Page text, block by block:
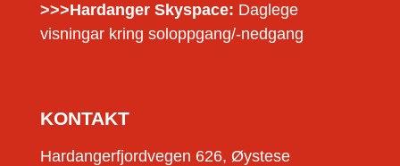
>>>Hardanger Skyspace: Daglege
visningar kring soloppgang/-nedgang
KONTAKT
Hardangerfjordvegen 626, Øystese